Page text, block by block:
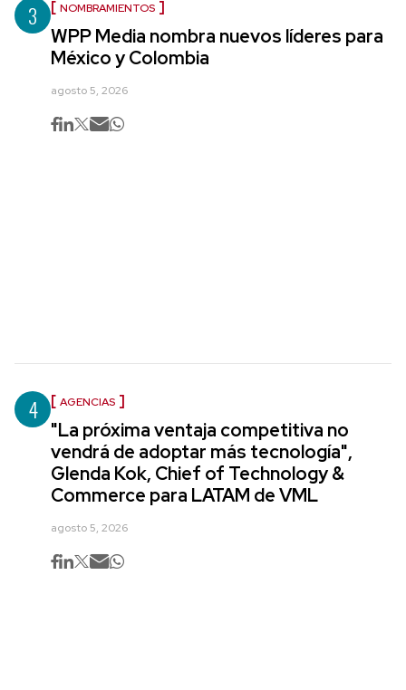
3 NOMBRAMIENTOS
WPP Media nombra nuevos líderes para
México y Colombia
agosto 5, 2026
4 AGENCIAS
"La próxima ventaja competitiva no
vendrá de adoptar más tecnología",
Glenda Kok, Chief of Technology &
Commerce para LATAM de VML
agosto 5, 2026